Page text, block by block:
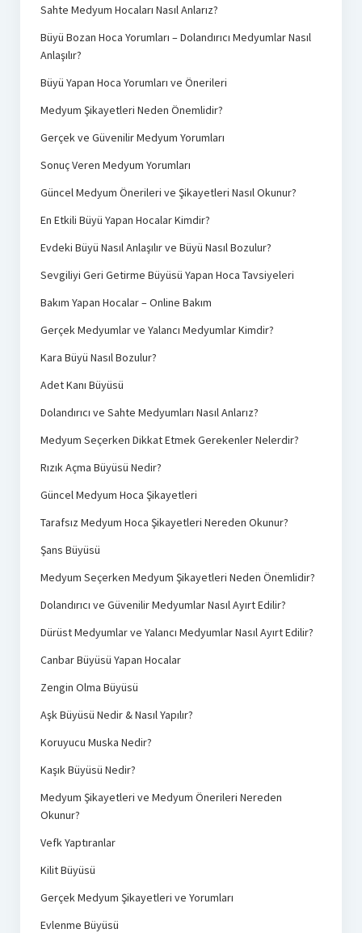
Sahte Medyum Hocaları Nasıl Anlarız?
Büyü Bozan Hoca Yorumları – Dolandırıcı Medyumlar Nasıl
Anlaşılır?
Büyü Yapan Hoca Yorumları ve Önerileri
Medyum Şikayetleri Neden Önemlidir?
Gerçek ve Güvenilir Medyum Yorumları
Sonuç Veren Medyum Yorumları
Güncel Medyum Önerileri ve Şikayetleri Nasıl Okunur?
En Etkili Büyü Yapan Hocalar Kimdir?
Evdeki Büyü Nasıl Anlaşılır ve Büyü Nasıl Bozulur?
Sevgiliyi Geri Getirme Büyüsü Yapan Hoca Tavsiyeleri
Bakım Yapan Hocalar – Online Bakım
Gerçek Medyumlar ve Yalancı Medyumlar Kimdir?
Kara Büyü Nasıl Bozulur?
Adet Kanı Büyüsü
Dolandırıcı ve Sahte Medyumları Nasıl Anlarız?
Medyum Seçerken Dikkat Etmek Gerekenler Nelerdir?
Rızık Açma Büyüsü Nedir?
Güncel Medyum Hoca Şikayetleri
Tarafsız Medyum Hoca Şikayetleri Nereden Okunur?
Şans Büyüsü
Medyum Seçerken Medyum Şikayetleri Neden Önemlidir?
Dolandırıcı ve Güvenilir Medyumlar Nasıl Ayırt Edilir?
Dürüst Medyumlar ve Yalancı Medyumlar Nasıl Ayırt Edilir?
Canbar Büyüsü Yapan Hocalar
Zengin Olma Büyüsü
Aşk Büyüsü Nedir & Nasıl Yapılır?
Koruyucu Muska Nedir?
Kaşık Büyüsü Nedir?
Medyum Şikayetleri ve Medyum Önerileri Nereden
Okunur?
Vefk Yaptıranlar
Kilit Büyüsü
Gerçek Medyum Şikayetleri ve Yorumları
Evlenme Büyüsü